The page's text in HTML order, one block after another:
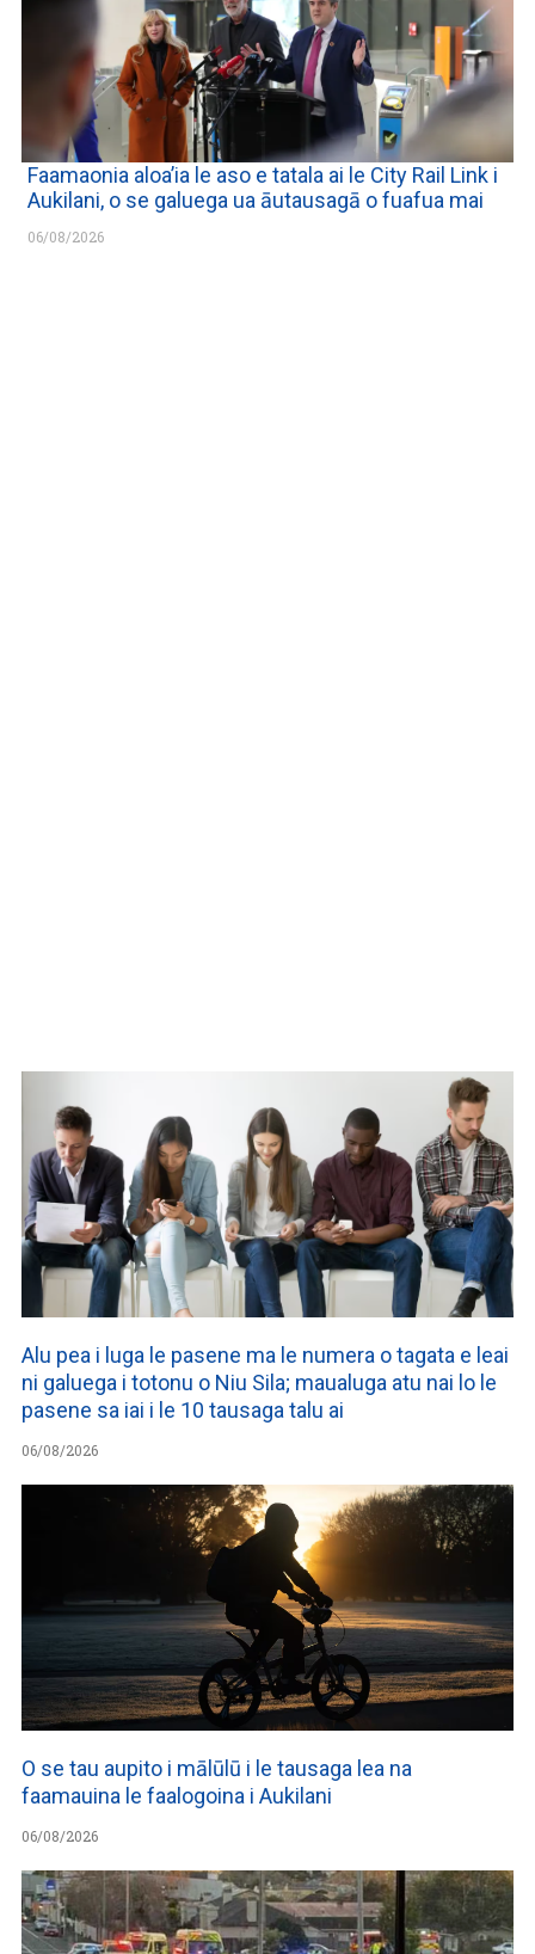
Faamaonia aloa’ia le aso e tatala ai le City Rail Link i
Aukilani, o se galuega ua āutausagā o fuafua mai
06/08/2026
Alu pea i luga le pasene ma le numera o tagata e leai
ni galuega i totonu o Niu Sila; maualuga atu nai lo le
pasene sa iai i le 10 tausaga talu ai
06/08/2026
O se tau aupito i mālūlū i le tausaga lea na
faamauina le faalogoina i Aukilani
06/08/2026